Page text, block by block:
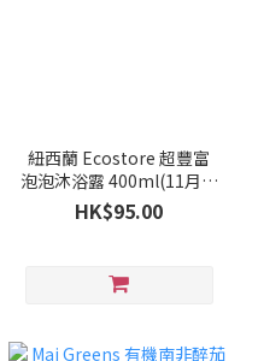
紐西蘭 Ecostore 超豐富
泡泡沐浴露 400ml(11月中
旬)
HK$95.00